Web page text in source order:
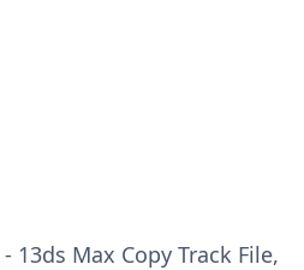
13ds Max Copy Track File,